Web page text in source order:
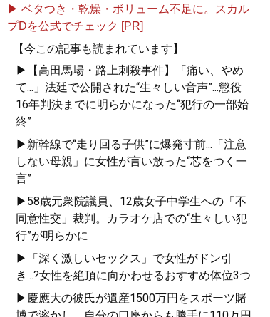
▶ ベタつき・乾燥・ボリューム不足に。スカル
プDを公式でチェック [PR]
【今この記事も読まれています】
▶【高田馬場・路上刺殺事件】「痛い、やめ
て...」法廷で公開された“生々しい音声”...懲役
16年判決までに明らかになった“犯行の一部始
終”
▶新幹線で“走り回る子供”に爆発寸前...「注意
しない母親」に女性が言い放った“芯をつく一
言”
▶58歳元衆院議員、12歳女子中学生への「不
同意性交」裁判。カラオケ店での“生々しい犯
行”が明らかに
▶「深く激しいセックス」で女性がドン引
き...?女性を絶頂に向かわせるおすすめ体位3つ
▶慶應大の彼氏が遺産1500万円をスポーツ賭